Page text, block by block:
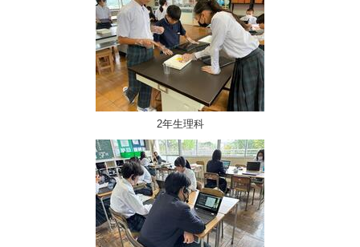
2年生理科